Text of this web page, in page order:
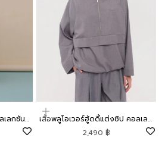
เลกชัน
เลือกตัวเลือก
เสื้อพลูโอเวอร์ฮู้ดดี้แต่งซิป คอลเลก
ชัน Mild Moment
ราคาโปรโมชัน
2,490 ฿